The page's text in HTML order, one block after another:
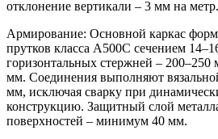
отклонение вертикали – 3 мм на метр.
Армирование: Основной каркас
прутков класса A500C сечением
горизонтальных стержней –
мм. Соединения выполняют
мм, исключая сварку при
конструкцию. Защитный слой
поверхностей – минимум 40 мм.